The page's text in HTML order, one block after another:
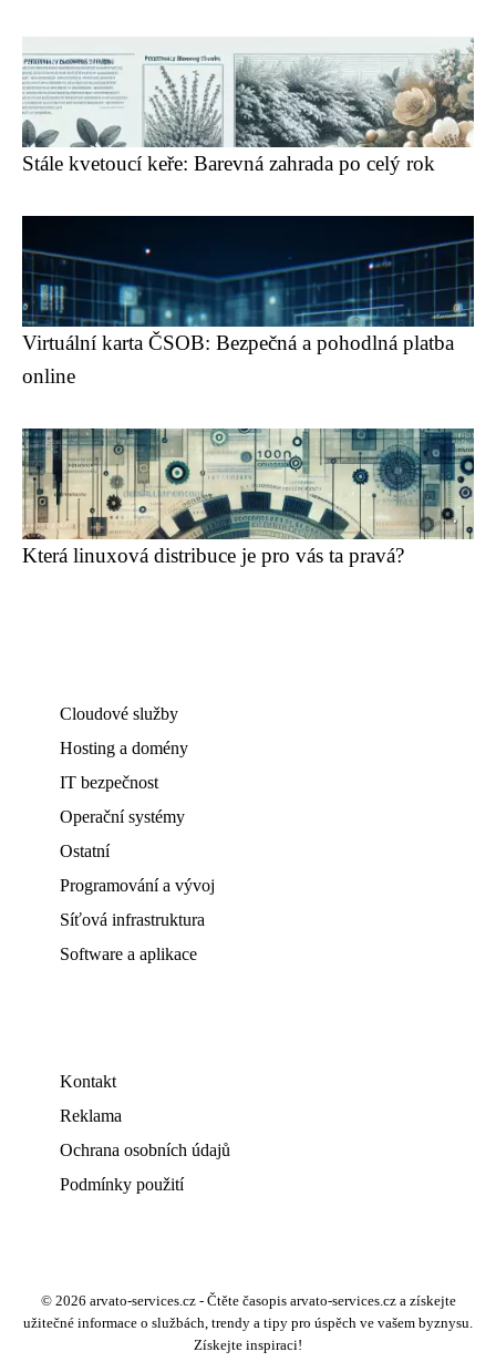
Stále kvetoucí keře: Barevná zahrada po celý rok
Virtuální karta ČSOB: Bezpečná a pohodlná platba
online
Která linuxová distribuce je pro vás ta pravá?
Cloudové služby
Hosting a domény
IT bezpečnost
Operační systémy
Ostatní
Programování a vývoj
Síťová infrastruktura
Software a aplikace
Kontakt
Reklama
Ochrana osobních údajů
Podmínky použití
© 2026 arvato-services.cz - Čtěte časopis arvato-services.cz a získejte
užitečné informace o službách, trendy a tipy pro úspěch ve vašem byznysu.
Získejte inspiraci!